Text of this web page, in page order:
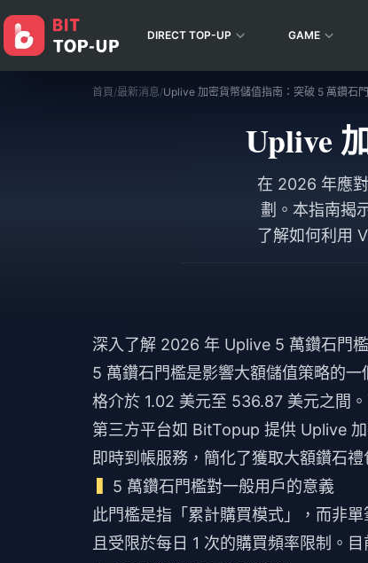
DIRECT TOP-UP GAME
首頁/最新消息/Uplive 加密貨幣儲值指南：突破 5 萬鑽石
Uplive
在 2026 年應
劃。本指南揭
了解如何利用
深入了解 2026 年 Uplive 5 萬鑽石門檻
5 萬鑽石門檻是影響大額儲值策略的
格介於 1.02 美元至 536.87 美元之間
第三方平台如 BitTopup 提供 Uplive
即時到帳服務，簡化了獲取大額鑽石禮
5 萬鑽石門檻對一般用戶的意義
此門檻是指「累計購買模式」，而非
且受限於每日 1 次的購買頻率限制。